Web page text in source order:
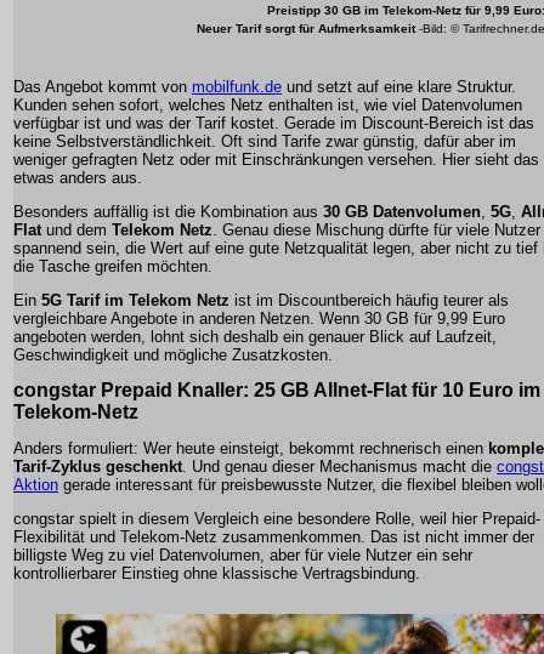
Preistipp 30 GB im Telekom-Netz für 9,99 Euro:
Neuer Tarif sorgt für Aufmerksamkeit-Bild: © Tarifrechner.de
Das Angebot kommt von mobilfunk.de und setzt auf eine klare Struktur.
Kunden sehen sofort, welches Netz enthalten ist, wie viel Datenvolumen
verfügbar ist und was der Tarif kostet. Gerade im Discount-Bereich ist das
keine Selbstverständlichkeit. Oft sind Tarife zwar günstig, dafür aber im
weniger gefragten Netz oder mit Einschränkungen versehen. Hier sieht das
etwas anders aus.
Besonders auffällig ist die Kombination aus 30 GB Datenvolumen, 5G,
Flatund dem Telekom Netz. Genau diese Mischung dürfte für viele Nutzer
spannend sein, die Wert auf eine gute Netzqualität legen, aber nicht zu tief
die Tasche greifen möchten.
Ein 5G Tarif im Telekom Netz ist im Discountbereich häufig teurer als
vergleichbare Angebote in anderen Netzen. Wenn 30 GB für 9,99 Euro
angeboten werden, lohnt sich deshalb ein genauer Blick auf Laufzeit,
Geschwindigkeit und mögliche Zusatzkosten.
congstar Prepaid Knaller: 25 GB Allnet-Flat für 10 Euro im
Telekom-Netz
Anders formuliert: Wer heute einsteigt, bekommt rechnerisch einen
Tarif-Zyklus geschenkt. Und genau dieser Mechanismus macht die
Aktion gerade interessant für preisbewusste Nutzer, die flexibel bleiben
congstar spielt in diesem Vergleich eine besondere Rolle, weil hier Prepaid-
Flexibilität und Telekom-Netz zusammenkommen. Das ist nicht immer der
billigste Weg zu viel Datenvolumen, aber für viele Nutzer ein sehr
kontrollierbarer Einstieg ohne klassische Vertragsbindung.